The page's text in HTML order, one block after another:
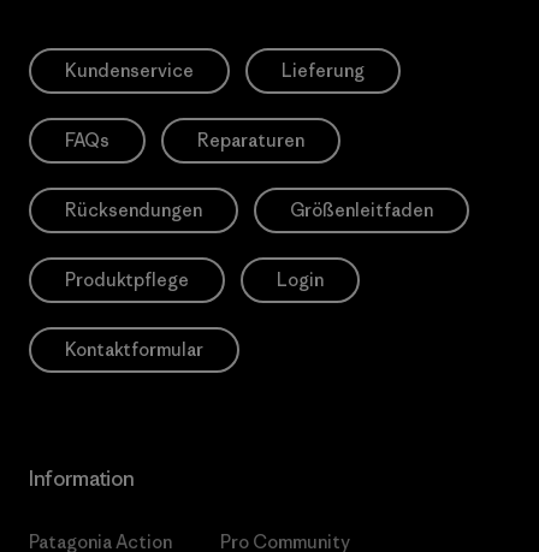
Kundenservice Lieferung
FAQs Reparaturen
Rücksendungen Größenleitfaden
Produktpflege Login
Kontaktformular
Information
Patagonia Action
Pro Community